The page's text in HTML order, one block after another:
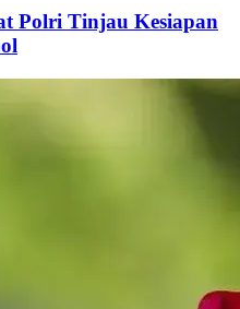
Polri Tinjau Kesiapan